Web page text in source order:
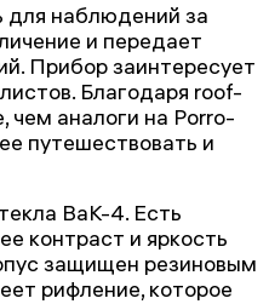
для наблюдений за
и передает
Прибор заинтересует
Благодаря roof-
чем аналоги на Porro-
путешествовать и
BaK-4. Есть
контраст и яркость
защищен резиновым
рифление, которое